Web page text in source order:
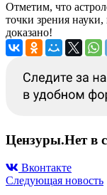
Отметим, что
точки зрения
доказано!
Цензуры.Нет в
Вконтакте
Следующая новость